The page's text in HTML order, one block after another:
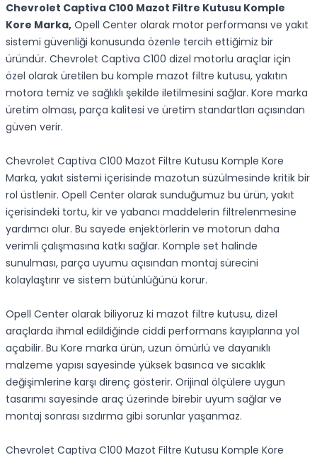
Chevrolet Captiva C100 Mazot Filtre Kutusu Komple
Kore Marka, Opell Center olarak motor performansı ve yakıt
sistemi güvenliği konusunda özenle tercih ettiğimiz bir
üründür. Chevrolet Captiva C100 dizel motorlu araçlar için
özel olarak üretilen bu komple mazot filtre kutusu, yakıtın
motora temiz ve sağlıklı şekilde iletilmesini sağlar. Kore marka
üretim olması, parça kalitesi ve üretim standartları açısından
güven verir.
Chevrolet Captiva C100 Mazot Filtre Kutusu Komple Kore
Marka, yakıt sistemi içerisinde mazotun süzülmesinde kritik bir
rol üstlenir. Opell Center olarak sunduğumuz bu ürün, yakıt
içerisindeki tortu, kir ve yabancı maddelerin filtrelenmesine
yardımcı olur. Bu sayede enjektörlerin ve motorun daha
verimli çalışmasına katkı sağlar. Komple set halinde
sunulması, parça uyumu açısından montaj sürecini
kolaylaştırır ve sistem bütünlüğünü korur.
Opell Center olarak biliyoruz ki mazot filtre kutusu, dizel
araçlarda ihmal edildiğinde ciddi performans kayıplarına yol
açabilir. Bu Kore marka ürün, uzun ömürlü ve dayanıklı
malzeme yapısı sayesinde yüksek basınca ve sıcaklık
değişimlerine karşı direnç gösterir. Orijinal ölçülere uygun
tasarımı sayesinde araç üzerinde birebir uyum sağlar ve
montaj sonrası sızdırma gibi sorunlar yaşanmaz.
Chevrolet Captiva C100 Mazot Filtre Kutusu Komple Kore